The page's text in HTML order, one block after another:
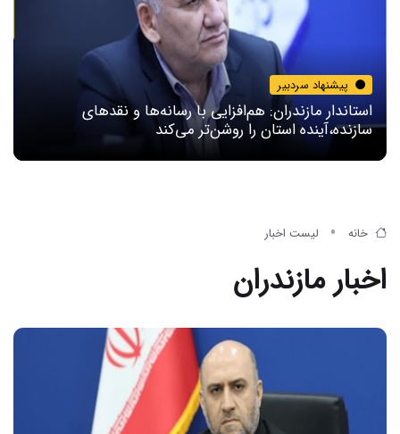
پیشنهاد سردبیر
استاندار مازندران: هم‌افزایی با رسانه‌ها و نقدهای
سازنده،آینده استان را روشن‌تر می‌کند
خانه لیست اخبار
اخبار مازندران